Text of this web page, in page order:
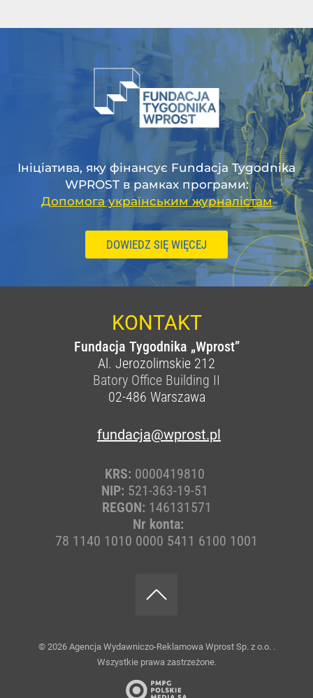
Ініціатива, яку фінансує Fundacja Tygodnika
WPROST в рамках програми:
Допомога українським журналістам
DOWIEDZ SIĘ WIĘCEJ
KONTAKT
Fundacja Tygodnika „Wprost”
Al. Jerozolimskie 212
Batory Office Building II
02-486 Warszawa
fundacja@wprost.pl
KRS: 0000419810
NIP: 521-363-19-51
REGON: 146131571
Nr konta:
78 1140 1010 0000 5411 6100 1001
© 2026 Agencja Wydawniczo-Reklamowa Wprost Sp. z o.o. .
Wszystkie prawa zastrzeżone.